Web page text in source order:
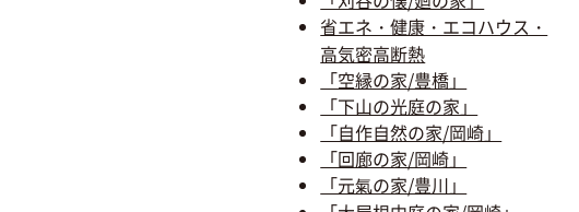
省エネ・健康・エコハウス・
高気密高断熱
「空縁の家/豊橋」
「下山の光庭の家」
「自作自然の家/岡崎」
「回廊の家/岡崎」
「元氣の家/豊川」